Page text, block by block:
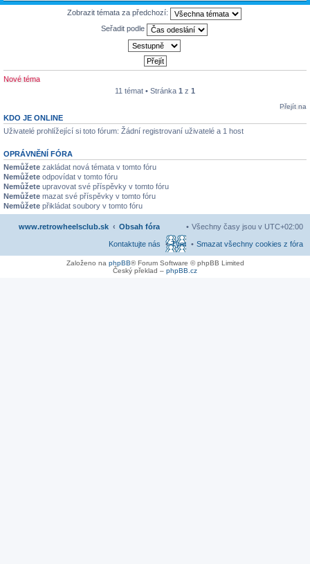
Zobrazit témata za předchozí:
Seřadit podle
Nové téma
11 témat • Stránka 1 z 1
Přejít na
KDO JE ONLINE
Uživatelé prohlížející si toto fórum: Žádní registrovaní uživatelé a 1 host
OPRÁVNĚNÍ FÓRA
Nemůžete zakládat nová témata v tomto fóru
Nemůžete odpovídat v tomto fóru
Nemůžete upravovat své příspěvky v tomto fóru
Nemůžete mazat své příspěvky v tomto fóru
Nemůžete přikládat soubory v tomto fóru
www.retrowheelsclub.sk Obsah fóra Všechny časy jsou v UTC+02:00
Smazat všechny cookies z fóra
Tým
Kontaktujte nás
Založeno na phpBB® Forum Software © phpBB Limited
Český překlad – phpBB.cz